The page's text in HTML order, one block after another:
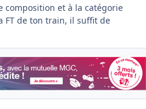
composition et à la catégorie
FT de ton train, il suffit de